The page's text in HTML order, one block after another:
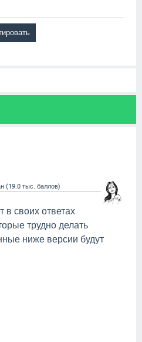
(19.0 тыс. баллов)
в своих ответах
трудно делать
ниже версии будут